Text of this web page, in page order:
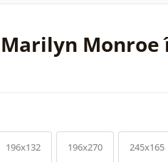
Monroe
196x132 196x270 245x165